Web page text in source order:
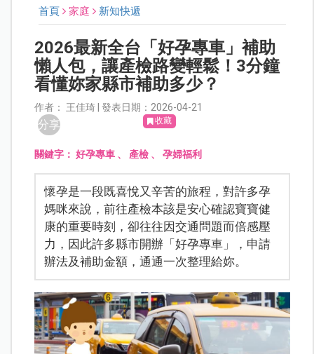
首頁 家庭 新知快遞
2026最新全台「好孕專車」補助
懶人包，讓產檢路變輕鬆！3分鐘
看懂妳家縣市補助多少？
作者： 王佳琦 | 發表日期：2026-04-21
分享 收藏
關鍵字：好孕專車 、 產檢 、孕婦福利
懷孕是一段既喜悅又辛苦的旅程，對許多孕
媽咪來說，前往產檢本該是安心確認寶寶健
康的重要時刻，卻往往因交通問題而倍感壓
力，因此許多縣市開辦「好孕專車」，申請
辦法及補助金額，通通一次整理給妳。